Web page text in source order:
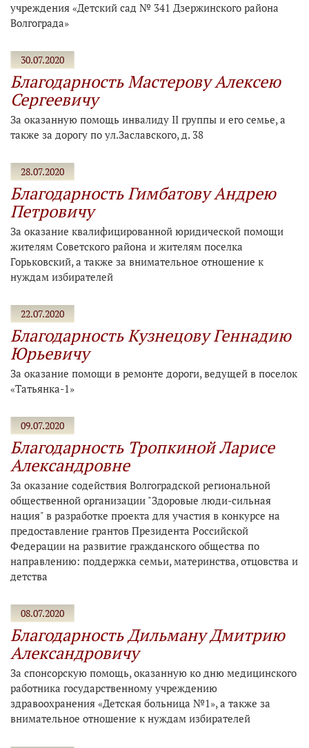
учреждения «Детский сад № 341 Дзержинского района
Волгограда»
30.07.2020
Благодарность Мастерову Алексею
Сергеевичу
За оказанную помощь инвалиду II группы и его семье, а
также за дорогу по ул.Заславского, д. 38
28.07.2020
Благодарность Гимбатову Андрею
Петровичу
За оказание квалифицированной юридической помощи
жителям Советского района и жителям поселка
Горьковский, а также за внимательное отношение к
нуждам избирателей
22.07.2020
Благодарность Кузнецову Геннадию
Юрьевичу
За оказание помощи в ремонте дороги, ведущей в поселок
«Татьянка-1»
09.07.2020
Благодарность Тропкиной Ларисе
Александровне
За оказание содействия Волгоградской региональной
общественной организации "Здоровые люди-сильная
нация" в разработке проекта для участия в конкурсе на
предоставление грантов Президента Российской
Федерации на развитие гражданского общества по
направлению: поддержка семьи, материнства, отцовства и
детства
08.07.2020
Благодарность Дильману Дмитрию
Александровичу
За спонсорскую помощь, оказанную ко дню медицинского
работника государственному учреждению
здравоохранения «Детская больница №1», а также за
внимательное отношение к нуждам избирателей